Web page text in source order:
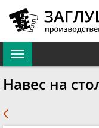
Навес на